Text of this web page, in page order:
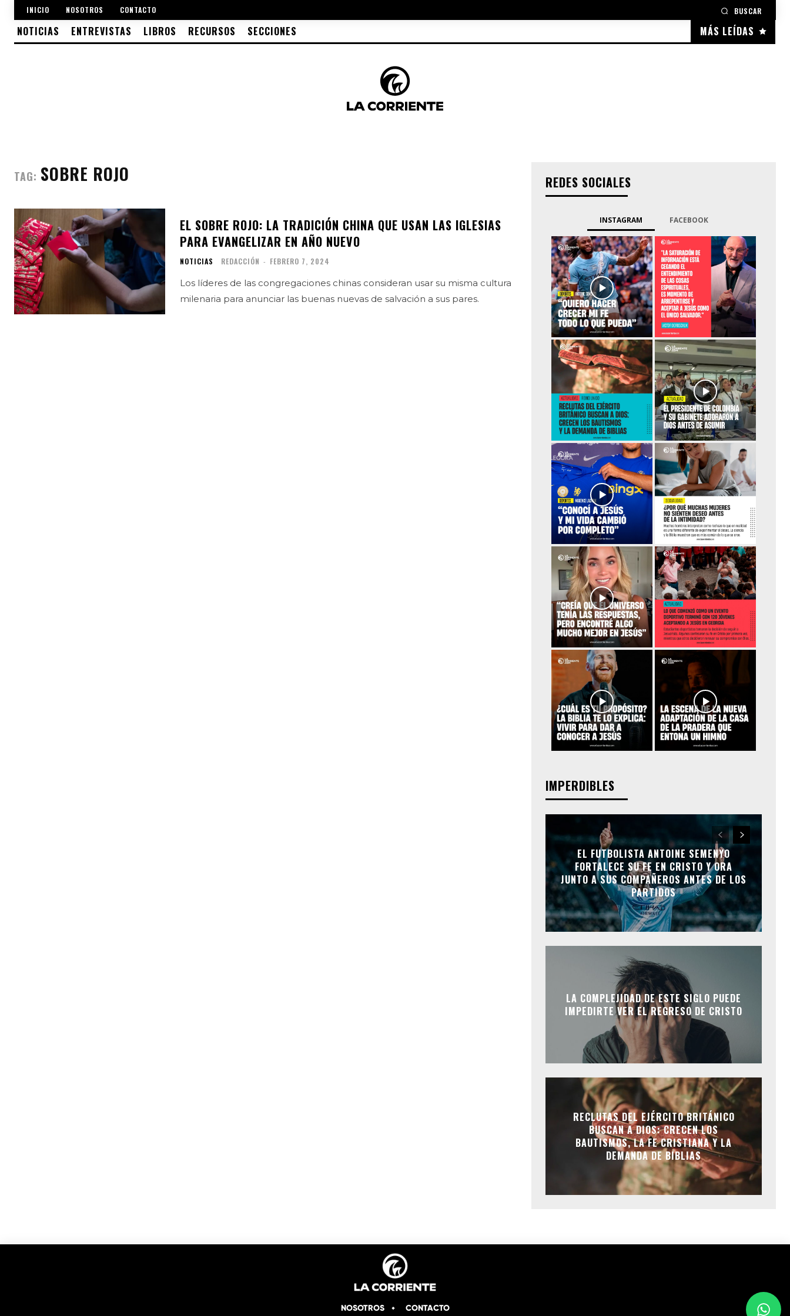
INICIO NOSOTROS CONTACTO BUSCAR
MÁS LEÍDAS
NOTICIAS ENTREVISTAS LIBROS RECURSOS SECCIONES
TAG: SOBRE ROJO
EL SOBRE ROJO: LA TRADICIÓN CHINA QUE USAN LAS IGLESIAS
PARA EVANGELIZAR EN AÑO NUEVO
NOTICIAS REDACCIÓN - FEBRERO 7, 2024
Los líderes de las congregaciones chinas consideran usar su misma cultura
milenaria para anunciar las buenas nuevas de salvación a sus pares.
REDES SOCIALES
INSTAGRAM FACEBOOK
IMPERDIBLES
EL FUTBOLISTA ANTOINE SEMENYO
FORTALECE SU FE EN CRISTO Y ORA
JUNTO A SUS COMPAÑEROS ANTES DE LOS
PARTIDOS
LA COMPLEJIDAD DE ESTE SIGLO PUEDE
IMPEDIRTE VER EL REGRESO DE CRISTO
RECLUTAS DEL EJÉRCITO BRITÁNICO
BUSCAN A DIOS: CRECEN LOS
BAUTISMOS, LA FE CRISTIANA Y LA
DEMANDA DE BIBLIAS
NOSOTROS CONTACTO